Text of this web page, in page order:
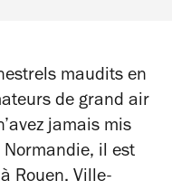
maudits en
de grand air
jamais mis
il est
Rouen. Ville-